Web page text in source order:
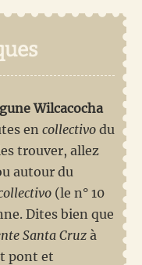
Wilcacocha
en collectivo du
trouver, allez
autour du
(le n° 10
Dites bien que
Santa Cruz à
pont et